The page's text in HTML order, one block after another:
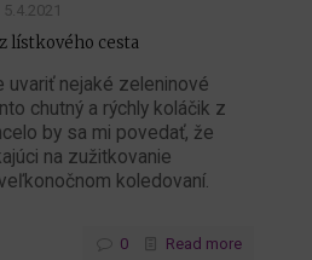
5.4.2021
lístkového cesta
nejaké zeleninové
chutný a rýchly koláčik z
by sa mi povedať, že
na zužitkovanie
koledovaní.
0 Read more